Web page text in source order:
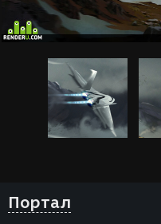
Портал